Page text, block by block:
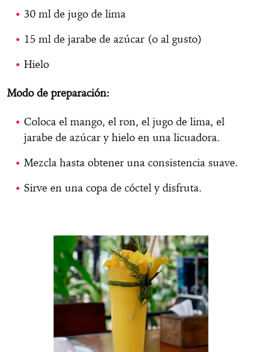
30 ml de jugo de lima
15 ml de jarabe de azúcar (o al gusto)
Hielo
Modo de preparación:
Coloca el mango, el ron, el jugo de lima, el
jarabe de azúcar y hielo en una licuadora.
Mezcla hasta obtener una consistencia suave.
Sirve en una copa de cóctel y disfruta.